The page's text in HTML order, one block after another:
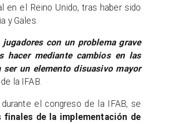
en el Reino Unido, tras haber sido
y Gales.
con un problema grave
hacer mediante cambios en las
un elemento disuasivo mayor
la IFAB.
el congreso de la IFAB, se
de la implementación de